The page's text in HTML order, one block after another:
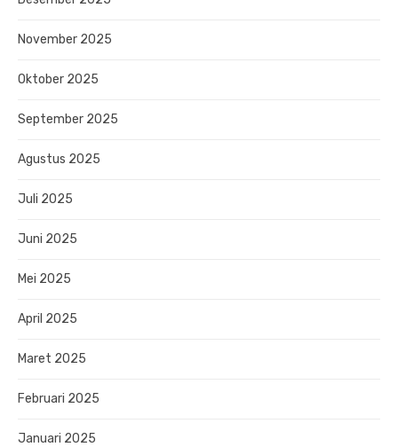
November 2025
Oktober 2025
September 2025
Agustus 2025
Juli 2025
Juni 2025
Mei 2025
April 2025
Maret 2025
Februari 2025
Januari 2025